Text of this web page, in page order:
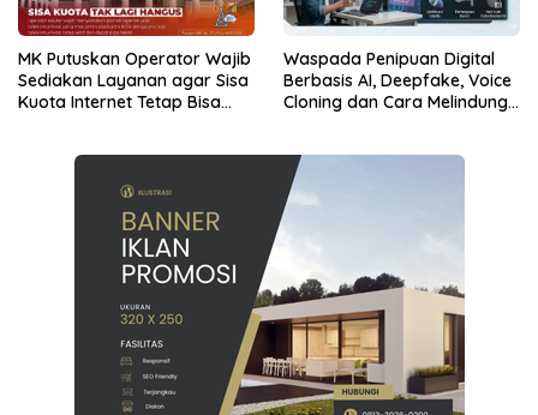
MK Putuskan Operator Wajib
Sediakan Layanan agar Sisa
Kuota Internet Tetap Bisa
Waspada Penipuan Digital
Berbasis AI, Deepfake, Voice
Cloning dan Cara Melindungi